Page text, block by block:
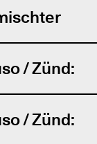
/ Zünd:
/ Zünd: